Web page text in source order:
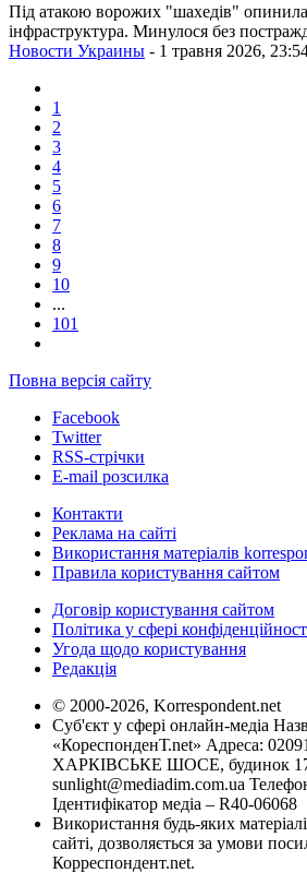
Під атакою ворожих "шахедів"
інфраструктура. Минулося без
Новости Украины - 1 травня 2026,
1
2
3
4
5
6
7
8
9
10
...
101
Повна версія сайту
Facebook
Twitter
RSS-стрічки
E-mail розсилка
Контакти
Реклама на сайті
Використання матеріалів
Правила користування сайтом
Договір користування сайтом
Політика у сфері
Угода щодо користування
Редакція
© 2000-2026, Korrespondent.net
Суб'єкт у сфері онлайн-медіа
«КореспонденТ.net» Адреса:
ХАРКІВСЬКЕ ШОСЕ, будинок
sunlight@mediadim.com.ua
Ідентифікатор медіа – R40-06068
Використання будь-яких
сайті, дозволяється за умови
Корреспондент.net.